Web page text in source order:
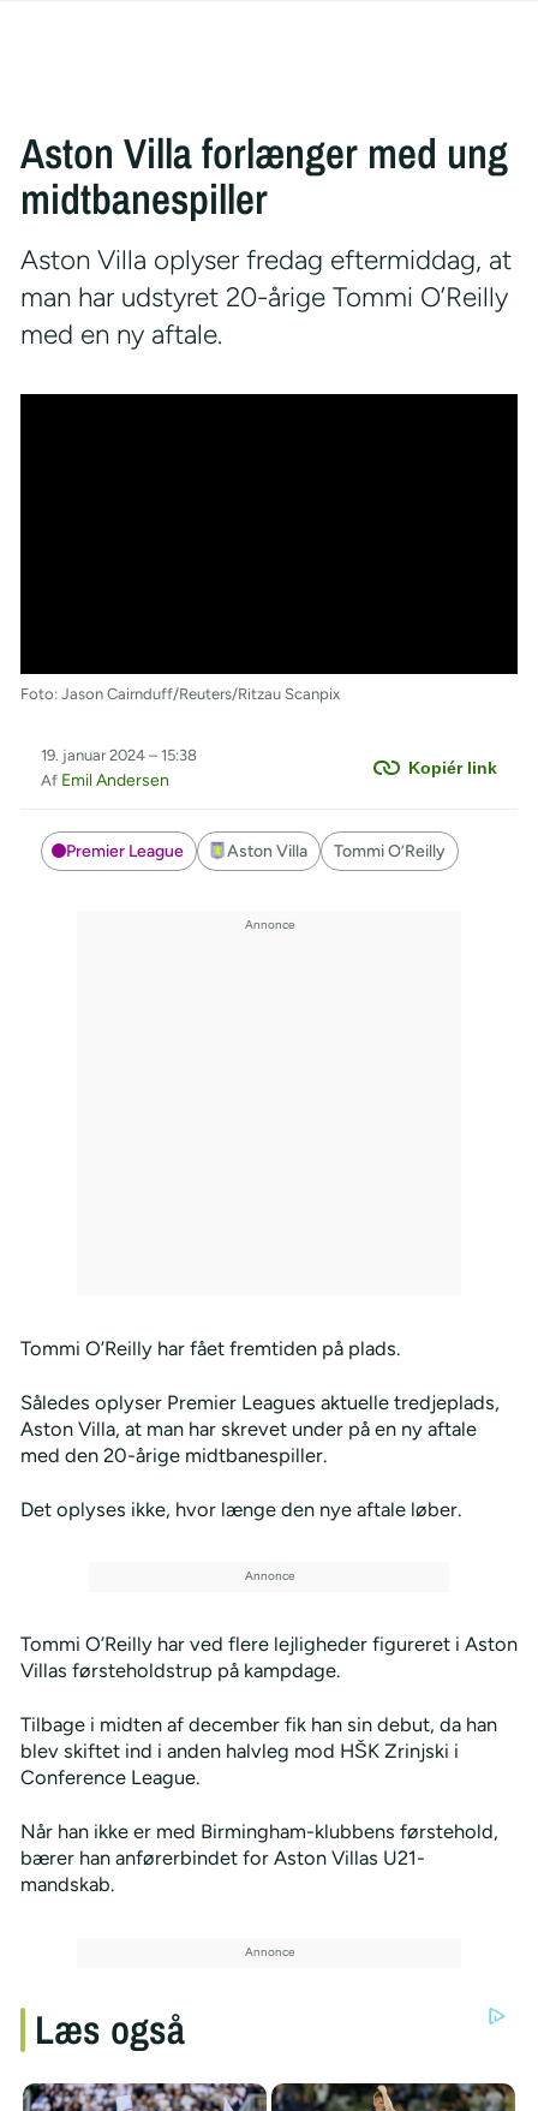
Aston Villa forlænger med ung
midtbanespiller
Aston Villa oplyser fredag eftermiddag, at
man har udstyret 20-årige Tommi O’Reilly
med en ny aftale.
Foto: Jason Cairnduff/Reuters/Ritzau Scanpix
Kopiér link
19. januar 2024 – 15:38
Af Emil Andersen
Premier League Aston Villa Tommi O’Reilly
Tommi O’Reilly har fået fremtiden på plads.
Således oplyser Premier Leagues aktuelle tredjeplads,
Aston Villa, at man har skrevet under på en ny aftale
med den 20-årige midtbanespiller.
Det oplyses ikke, hvor længe den nye aftale løber.
Tommi O’Reilly har ved flere lejligheder figureret i Aston
Villas førsteholdstrup på kampdage.
Tilbage i midten af december fik han sin debut, da han
blev skiftet ind i anden halvleg mod HŠK Zrinjski i
Conference League.
Når han ikke er med Birmingham-klubbens førstehold,
bærer han anførerbindet for Aston Villas U21-
mandskab.